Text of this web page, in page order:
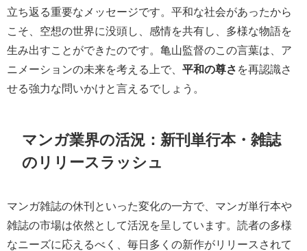
立ち返る重要なメッセージです。平和な社会があったから
こそ、空想の世界に没頭し、感情を共有し、多様な物語を
生み出すことができたのです。亀山監督のこの言葉は、ア
ニメーションの未来を考える上で、 平和の尊さ を再認識さ
せる強力な問いかけと言えるでしょう。
マンガ業界の活況：新刊単行本・雑誌
のリリースラッシュ
マンガ雑誌の休刊といった変化の一方で、マンガ単行本や
雑誌の市場は依然として活況を呈しています。読者の多様
なニーズに応えるべく、毎日多くの新作がリリースされて